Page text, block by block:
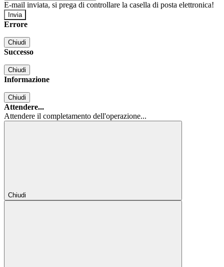
E-mail inviata, si prega di controllare la casella di posta elettronica!
Errore
Chiudi
Successo
Chiudi
Informazione
Chiudi
Attendere...
Attendere il completamento dell'operazione...
Chiudi